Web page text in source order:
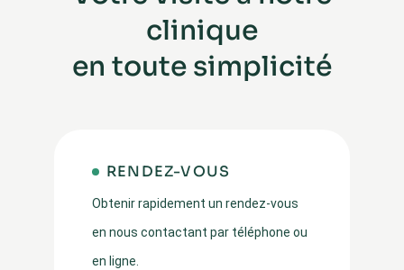
clinique
en toute simplicité
RENDEZ-VOUS
Obtenir rapidement un rendez-vous
en nous contactant par téléphone ou
en ligne.